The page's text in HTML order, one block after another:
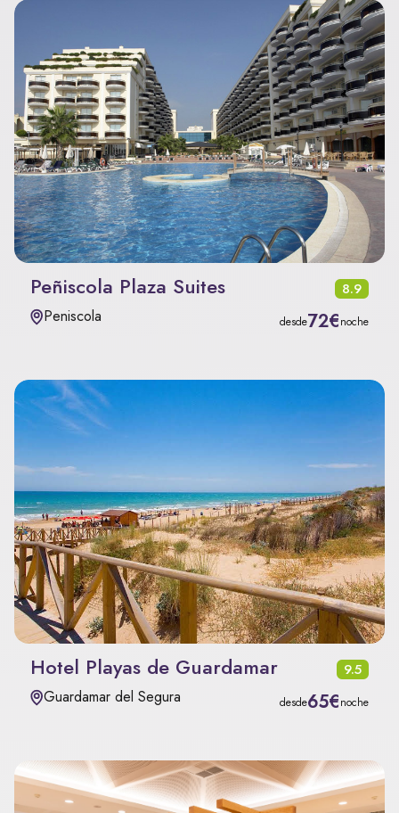
Peñiscola Plaza Suites 8.9
Peniscola desde72€noche
Hotel Playas de Guardamar 9.5
Guardamar del Segura desde65€noche